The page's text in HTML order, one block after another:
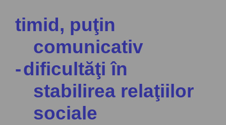
timid, puţin
comunicativ
-dificultăţi în
stabilirea relaţiilor
sociale